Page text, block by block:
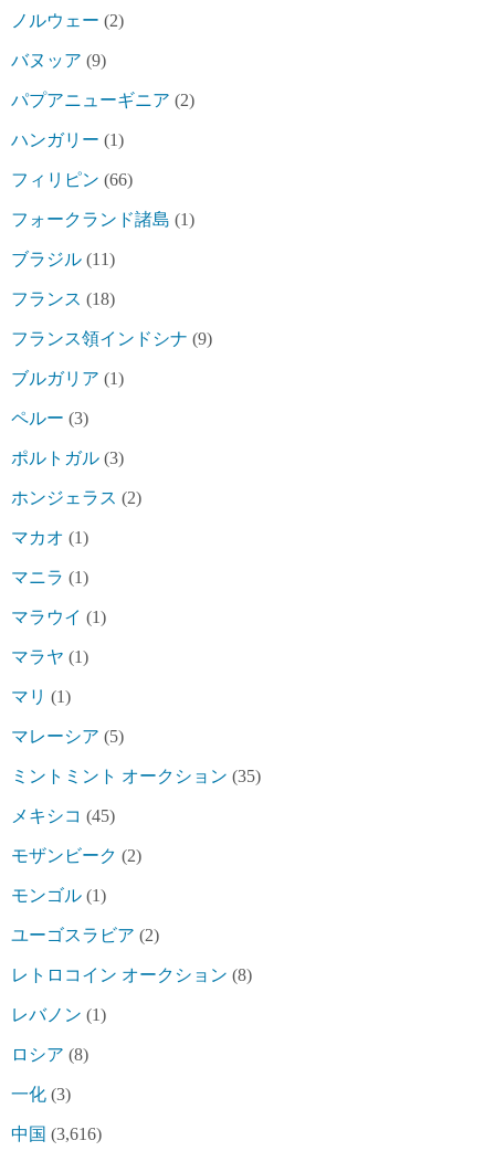
ノルウェー (2)
バヌッア (9)
パプアニューギニア (2)
ハンガリー (1)
フィリピン (66)
フォークランド諸島 (1)
ブラジル (11)
フランス (18)
フランス領インドシナ (9)
ブルガリア (1)
ペルー (3)
ポルトガル (3)
ホンジェラス (2)
マカオ (1)
マニラ (1)
マラウイ (1)
マラヤ (1)
マリ (1)
マレーシア (5)
ミントミント オークション (35)
メキシコ (45)
モザンビーク (2)
モンゴル (1)
ユーゴスラビア (2)
レトロコイン オークション (8)
レバノン (1)
ロシア (8)
一化 (3)
中国 (3,616)